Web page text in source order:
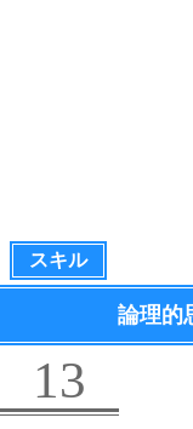
スキル
論理的
13